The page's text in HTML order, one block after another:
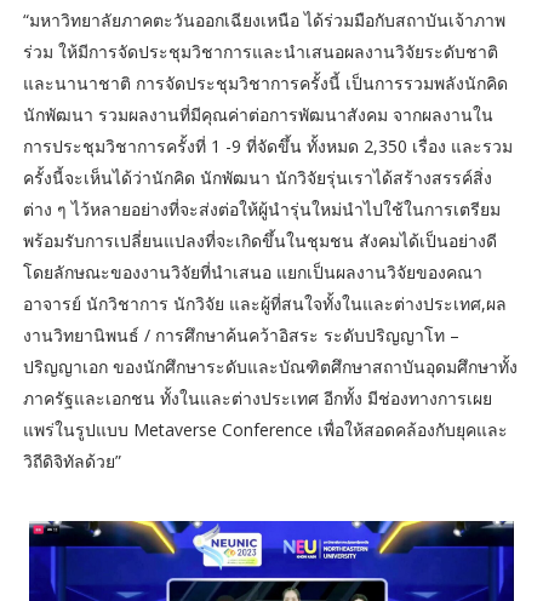
“มหาวิทยาลัยภาคตะวันออกเฉียงเหนือ ได้ร่วมมือกับสถาบันเจ้าภาพ
ร่วม ให้มีการจัดประชุมวิชาการและนำเสนอผลงานวิจัยระดับชาติ
และนานาชาติ การจัดประชุมวิชาการครั้งนี้ เป็นการรวมพลังนักคิด
นักพัฒนา รวมผลงานที่มีคุณค่าต่อการพัฒนาสังคม จากผลงานใน
การประชุมวิชาการครั้งที่ 1 -9 ที่จัดขึ้น ทั้งหมด 2,350 เรื่อง และรวม
ครั้งนี้จะเห็นได้ว่านักคิด นักพัฒนา นักวิจัยรุ่นเราได้สร้างสรรค์สิ่ง
ต่าง ๆ ไว้หลายอย่างที่จะส่งต่อให้ผู้นำรุ่นใหม่นำไปใช้ในการเตรียม
พร้อมรับการเปลี่ยนแปลงที่จะเกิดขึ้นในชุมชน สังคมได้เป็นอย่างดี
โดยลักษณะของงานวิจัยที่นำเสนอ แยกเป็นผลงานวิจัยของคณา
อาจารย์ นักวิชาการ นักวิจัย และผู้ที่สนใจทั้งในและต่างประเทศ,ผล
งานวิทยานิพนธ์ / การศึกษาค้นคว้าอิสระ ระดับปริญญาโท –
ปริญญาเอก ของนักศึกษาระดับและบัณฑิตศึกษาสถาบันอุดมศึกษาทั้ง
ภาครัฐและเอกชน ทั้งในและต่างประเทศ อีกทั้ง มีช่องทางการเผย
แพร่ในรูปแบบ Metaverse Conference เพื่อให้สอดคล้องกับยุคและ
วิถีดิจิทัลด้วย”